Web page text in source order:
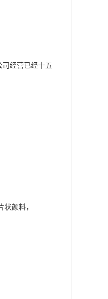
经营已经十五
颜料，